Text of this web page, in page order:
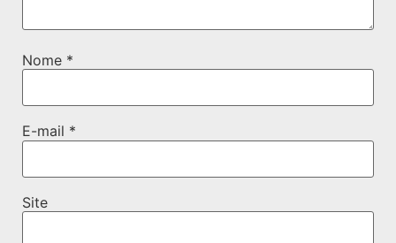
Nome *
E-mail *
Site